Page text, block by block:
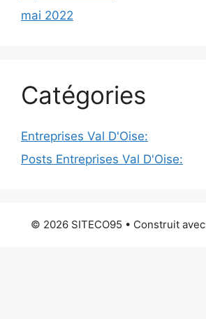
mai 2022
Catégories
Entreprises Val D'Oise:
Posts Entreprises Val D'Oise:
© 2026 SITECO95 • Construit avec